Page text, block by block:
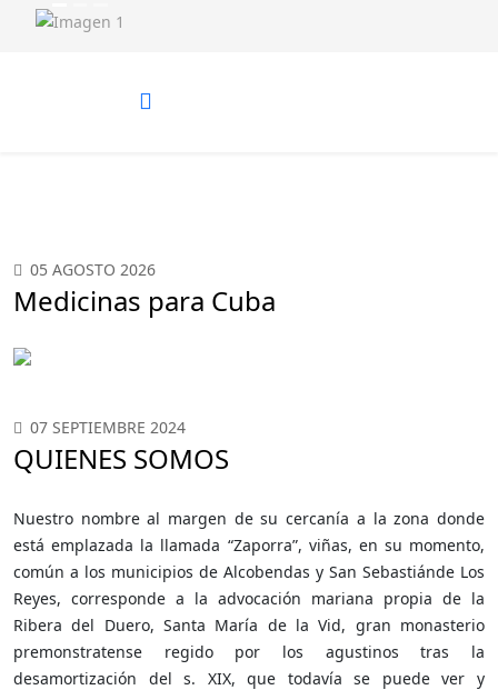
Anterior Siguiente
05 AGOSTO 2026
Medicinas para Cuba
07 SEPTIEMBRE 2024
QUIENES SOMOS
Nuestro nombre al margen de su cercanía a la zona donde
está emplazada la llamada “Zaporra”, viñas, en su momento,
común a los municipios de Alcobendas y San Sebastiánde Los
Reyes, corresponde a la advocación mariana propia de la
Ribera del Duero, Santa María de la Vid, gran monasterio
premonstratense regido por los agustinos tras la
desamortización del s. XIX, que todavía se puede ver y